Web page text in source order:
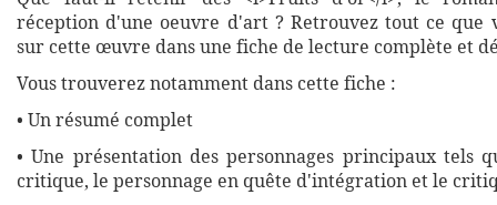
réception d'une oeuvre d'art ? Retrouvez tout ce que
sur cette œuvre dans une fiche de lecture complète et
Vous trouverez notamment dans cette fiche :
• Un résumé complet
• Une présentation des personnages principaux tels
critique, le personnage en quête d'intégration et le